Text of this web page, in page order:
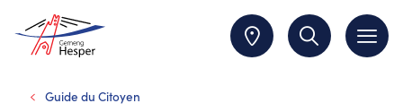
Guide du Citoyen